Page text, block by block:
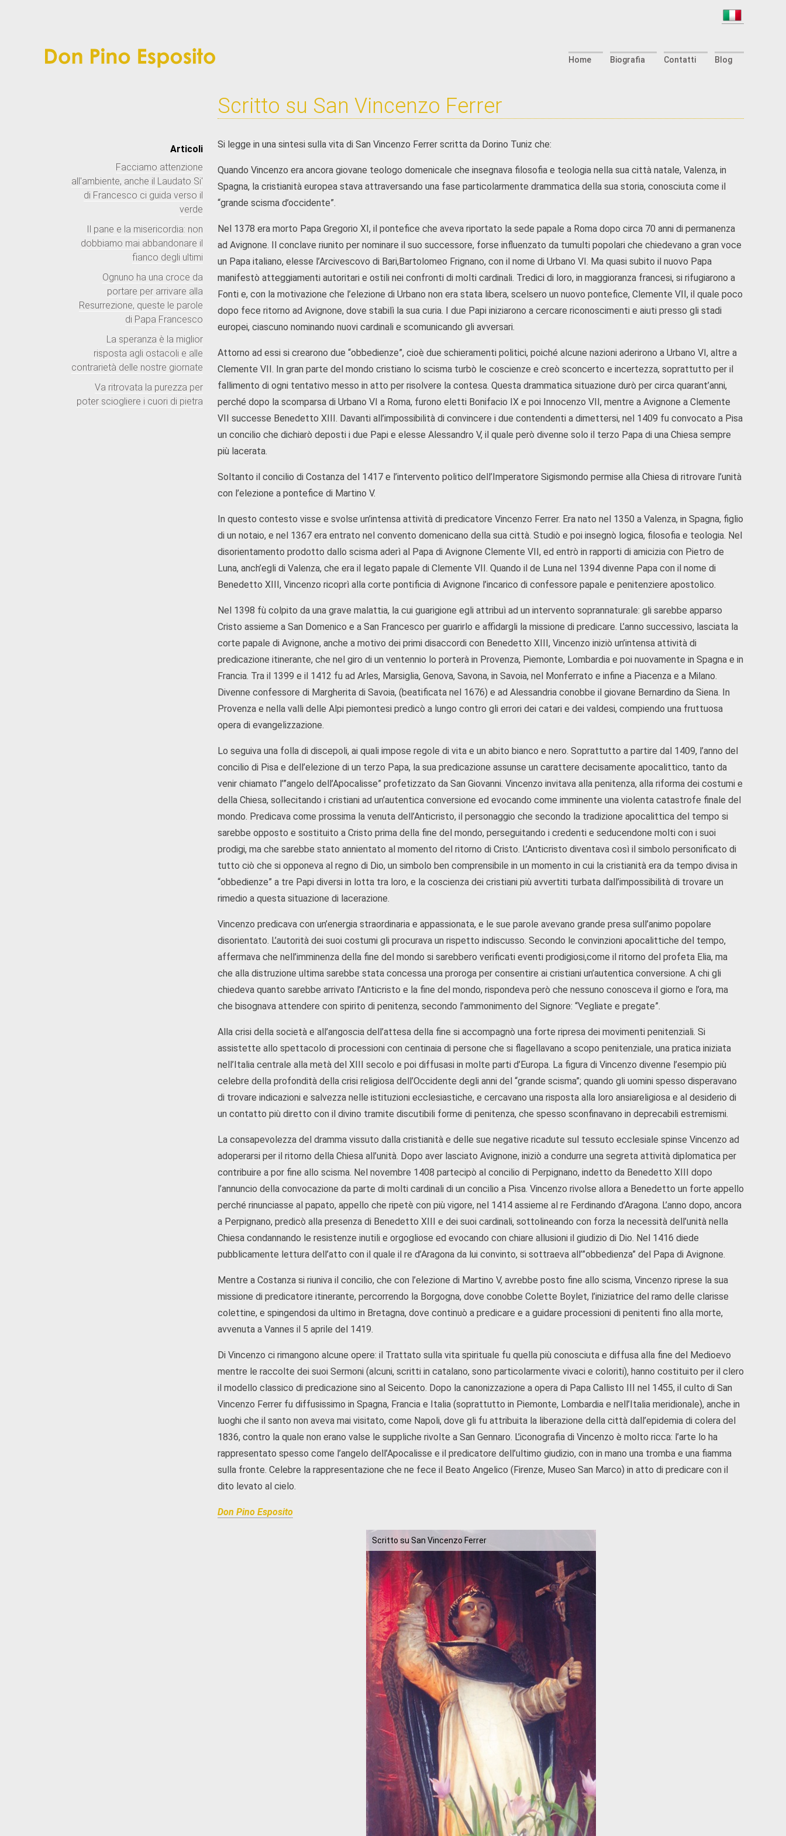
Home Biografia Contatti Blog
Articoli
Facciamo attenzione
all'ambiente, anche il Laudato Si'
di Francesco ci guida verso il
verde
Il pane e la misericordia: non
dobbiamo mai abbandonare il
fianco degli ultimi
Ognuno ha una croce da
portare per arrivare alla
Resurrezione, queste le parole
di Papa Francesco
La speranza è la miglior
risposta agli ostacoli e alle
contrarietà delle nostre giornate
Va ritrovata la purezza per
poter sciogliere i cuori di pietra
Scritto su San Vincenzo Ferrer
Si legge in una sintesi sulla vita di San Vincenzo Ferrer scritta da Dorino Tuniz che:
Quando Vincenzo era ancora giovane teologo domenicale che insegnava filosofia e teologia nella sua città natale, Valenza, in
Spagna, la cristianità europea stava attraversando una fase particolarmente drammatica della sua storia, conosciuta come il
“grande scisma d’occidente”.
Nel 1378 era morto Papa Gregorio XI, il pontefice che aveva riportato la sede papale a Roma dopo circa 70 anni di permanenza
ad Avignone. Il conclave riunito per nominare il suo successore, forse influenzato da tumulti popolari che chiedevano a gran voce
un Papa italiano, elesse l’Arcivescovo di Bari,Bartolomeo Frignano, con il nome di Urbano VI. Ma quasi subito il nuovo Papa
manifestò atteggiamenti autoritari e ostili nei confronti di molti cardinali. Tredici di loro, in maggioranza francesi, si rifugiarono a
Fonti e, con la motivazione che l’elezione di Urbano non era stata libera, scelsero un nuovo pontefice, Clemente VII, il quale poco
dopo fece ritorno ad Avignone, dove stabilì la sua curia. I due Papi iniziarono a cercare riconoscimenti e aiuti presso gli stadi
europei, ciascuno nominando nuovi cardinali e scomunicando gli avversari.
Attorno ad essi si crearono due “obbedienze”, cioè due schieramenti politici, poiché alcune nazioni aderirono a Urbano VI, altre a
Clemente VII. In gran parte del mondo cristiano lo scisma turbò le coscienze e creò sconcerto e incertezza, soprattutto per il
fallimento di ogni tentativo messo in atto per risolvere la contesa. Questa drammatica situazione durò per circa quarant’anni,
perché dopo la scomparsa di Urbano VI a Roma, furono eletti Bonifacio IX e poi Innocenzo VII, mentre a Avignone a Clemente
VII successe Benedetto XIII. Davanti all’impossibilità di convincere i due contendenti a dimettersi, nel 1409 fu convocato a Pisa
un concilio che dichiarò deposti i due Papi e elesse Alessandro V, il quale però divenne solo il terzo Papa di una Chiesa sempre
più lacerata.
Soltanto il concilio di Costanza del 1417 e l’intervento politico dell’Imperatore Sigismondo permise alla Chiesa di ritrovare l’unità
con l’elezione a pontefice di Martino V.
In questo contesto visse e svolse un’intensa attività di predicatore Vincenzo Ferrer. Era nato nel 1350 a Valenza, in Spagna, figlio
di un notaio, e nel 1367 era entrato nel convento domenicano della sua città. Studiò e poi insegnò logica, filosofia e teologia. Nel
disorientamento prodotto dallo scisma aderì al Papa di Avignone Clemente VII, ed entrò in rapporti di amicizia con Pietro de
Luna, anch’egli di Valenza, che era il legato papale di Clemente VII. Quando il de Luna nel 1394 divenne Papa con il nome di
Benedetto XIII, Vincenzo ricoprì alla corte pontificia di Avignone l’incarico di confessore papale e penitenziere apostolico.
Nel 1398 fù colpito da una grave malattia, la cui guarigione egli attribuì ad un intervento soprannaturale: gli sarebbe apparso
Cristo assieme a San Domenico e a San Francesco per guarirlo e affidargli la missione di predicare. L’anno successivo, lasciata la
corte papale di Avignone, anche a motivo dei primi disaccordi con Benedetto XIII, Vincenzo iniziò un’intensa attività di
predicazione itinerante, che nel giro di un ventennio lo porterà in Provenza, Piemonte, Lombardia e poi nuovamente in Spagna e in
Francia. Tra il 1399 e il 1412 fu ad Arles, Marsiglia, Genova, Savona, in Savoia, nel Monferrato e infine a Piacenza e a Milano.
Divenne confessore di Margherita di Savoia, (beatificata nel 1676) e ad Alessandria conobbe il giovane Bernardino da Siena. In
Provenza e nella valli delle Alpi piemontesi predicò a lungo contro gli errori dei catari e dei valdesi, compiendo una fruttuosa
opera di evangelizzazione.
Lo seguiva una folla di discepoli, ai quali impose regole di vita e un abito bianco e nero. Soprattutto a partire dal 1409, l’anno del
concilio di Pisa e dell’elezione di un terzo Papa, la sua predicazione assunse un carattere decisamente apocalittico, tanto da
venir chiamato l’”angelo dell’Apocalisse” profetizzato da San Giovanni. Vincenzo invitava alla penitenza, alla riforma dei costumi e
della Chiesa, sollecitando i cristiani ad un’autentica conversione ed evocando come imminente una violenta catastrofe finale del
mondo. Predicava come prossima la venuta dell’Anticristo, il personaggio che secondo la tradizione apocalittica del tempo si
sarebbe opposto e sostituito a Cristo prima della fine del mondo, perseguitando i credenti e seducendone molti con i suoi
prodigi, ma che sarebbe stato annientato al momento del ritorno di Cristo. L’Anticristo diventava così il simbolo personificato di
tutto ciò che si opponeva al regno di Dio, un simbolo ben comprensibile in un momento in cui la cristianità era da tempo divisa in
“obbedienze” a tre Papi diversi in lotta tra loro, e la coscienza dei cristiani più avvertiti turbata dall’impossibilità di trovare un
rimedio a questa situazione di lacerazione.
Vincenzo predicava con un’energia straordinaria e appassionata, e le sue parole avevano grande presa sull’animo popolare
disorientato. L’autorità dei suoi costumi gli procurava un rispetto indiscusso. Secondo le convinzioni apocalittiche del tempo,
affermava che nell’imminenza della fine del mondo si sarebbero verificati eventi prodigiosi,come il ritorno del profeta Elia, ma
che alla distruzione ultima sarebbe stata concessa una proroga per consentire ai cristiani un’autentica conversione. A chi gli
chiedeva quanto sarebbe arrivato l’Anticristo e la fine del mondo, rispondeva però che nessuno conosceva il giorno e l’ora, ma
che bisognava attendere con spirito di penitenza, secondo l’ammonimento del Signore: “Vegliate e pregate”.
Alla crisi della società e all’angoscia dell’attesa della fine si accompagnò una forte ripresa dei movimenti penitenziali. Si
assistette allo spettacolo di processioni con centinaia di persone che si flagellavano a scopo penitenziale, una pratica iniziata
nell’Italia centrale alla metà del XIII secolo e poi diffusasi in molte parti d’Europa. La figura di Vincenzo divenne l’esempio più
celebre della profondità della crisi religiosa dell’Occidente degli anni del “grande scisma”; quando gli uomini spesso disperavano
di trovare indicazioni e salvezza nelle istituzioni ecclesiastiche, e cercavano una risposta alla loro ansiareligiosa e al desiderio di
un contatto più diretto con il divino tramite discutibili forme di penitenza, che spesso sconfinavano in deprecabili estremismi.
La consapevolezza del dramma vissuto dalla cristianità e delle sue negative ricadute sul tessuto ecclesiale spinse Vincenzo ad
adoperarsi per il ritorno della Chiesa all’unità. Dopo aver lasciato Avignone, iniziò a condurre una segreta attività diplomatica per
contribuire a por fine allo scisma. Nel novembre 1408 partecipò al concilio di Perpignano, indetto da Benedetto XIII dopo
l’annuncio della convocazione da parte di molti cardinali di un concilio a Pisa. Vincenzo rivolse allora a Benedetto un forte appello
perché rinunciasse al papato, appello che ripetè con più vigore, nel 1414 assieme al re Ferdinando d’Aragona. L’anno dopo, ancora
a Perpignano, predicò alla presenza di Benedetto XIII e dei suoi cardinali, sottolineando con forza la necessità dell’unità nella
Chiesa condannando le resistenze inutili e orgogliose ed evocando con chiare allusioni il giudizio di Dio. Nel 1416 diede
pubblicamente lettura dell’atto con il quale il re d’Aragona da lui convinto, si sottraeva all’”obbedienza” del Papa di Avignone.
Mentre a Costanza si riuniva il concilio, che con l’elezione di Martino V, avrebbe posto fine allo scisma, Vincenzo riprese la sua
missione di predicatore itinerante, percorrendo la Borgogna, dove conobbe Colette Boylet, l’iniziatrice del ramo delle clarisse
colettine, e spingendosi da ultimo in Bretagna, dove continuò a predicare e a guidare processioni di penitenti fino alla morte,
avvenuta a Vannes il 5 aprile del 1419.
Di Vincenzo ci rimangono alcune opere: il Trattato sulla vita spirituale fu quella più conosciuta e diffusa alla fine del Medioevo
mentre le raccolte dei suoi Sermoni (alcuni, scritti in catalano, sono particolarmente vivaci e coloriti), hanno costituito per il clero
il modello classico di predicazione sino al Seicento. Dopo la canonizzazione a opera di Papa Callisto III nel 1455, il culto di San
Vincenzo Ferrer fu diffusissimo in Spagna, Francia e Italia (soprattutto in Piemonte, Lombardia e nell’Italia meridionale), anche in
luoghi che il santo non aveva mai visitato, come Napoli, dove gli fu attribuita la liberazione della città dall’epidemia di colera del
1836, contro la quale non erano valse le suppliche rivolte a San Gennaro. L’iconografia di Vincenzo è molto ricca: l’arte lo ha
rappresentato spesso come l’angelo dell’Apocalisse e il predicatore dell’ultimo giudizio, con in mano una tromba e una fiamma
sulla fronte. Celebre la rappresentazione che ne fece il Beato Angelico (Firenze, Museo San Marco) in atto di predicare con il
dito levato al cielo.
Don Pino Esposito
Scritto su San Vincenzo Ferrer